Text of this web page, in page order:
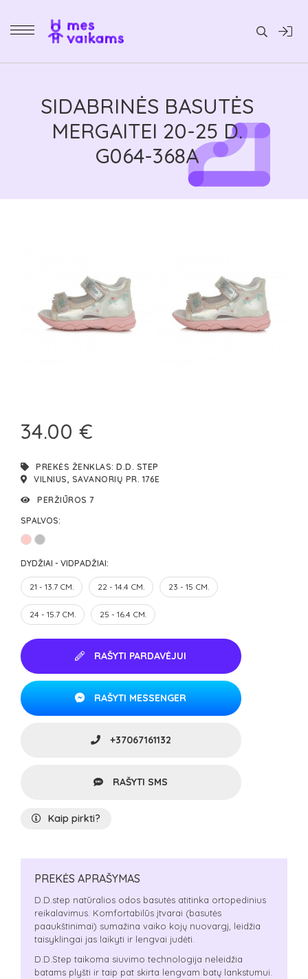
Daiktai
SIDABRINĖS BASUTĖS
MERGAITEI 20-25 D.
G064-368A
34.00 €
PREKĖS ŽENKLAS:D.D. STEP
VILNIUS, SAVANORIŲ PR. 176E
PERŽIŪROS 7
SPALVOS:
DYDŽIAI - VIDPADŽIAI:
21 - 13.7 CM. 22 - 14.4 CM. 23 - 15 CM.
24 - 15.7 CM. 25 - 16.4 CM.
RAŠYTI PARDAVĖJUI
RAŠYTI MESSENGER
+37067161132
RAŠYTI SMS
Kaip pirkti?
PREKĖS APRAŠYMAS
D.D.step natūralios odos basutės atitinka ortopedinius
reikalavimus. Komfortabilūs įtvarai (basutės
paaukštinimai) sumažina vaiko kojų nuovargį, leidžia
taisyklingai jas laikyti ir lengvai judėti.
D.D.Step taikoma siuvimo technologija neleidžia
batams plyšti ir taip pat skirta lengvam batų lankstumui.